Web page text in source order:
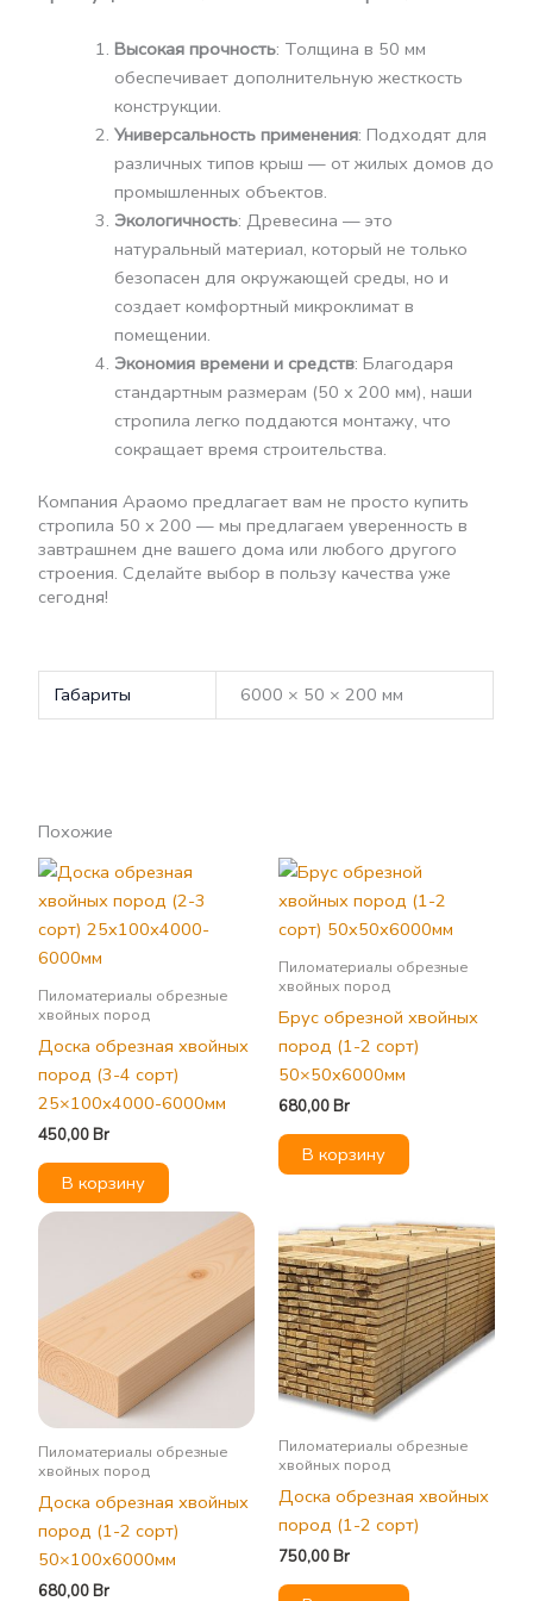
Высокая прочность: Толщина в 50 мм
обеспечивает дополнительную жесткость
конструкции.
Универсальность применения: Подходят для
различных типов крыш — от жилых домов до
промышленных объектов.
Экологичность: Древесина — это
натуральный материал, который не только
безопасен для окружающей среды, но и
создает комфортный микроклимат в
помещении.
Экономия времени и средств: Благодаря
стандартным размерам (50 х 200 мм), наши
стропила легко поддаются монтажу, что
сокращает время строительства.
Компания Араомо предлагает вам не просто купить
стропила 50 х 200 — мы предлагаем уверенность в
завтрашнем дне вашего дома или любого другого
строения. Сделайте выбор в пользу качества уже
сегодня!
Габариты 6000 × 50 × 200 мм
Похожие
Пиломатериалы обрезные
хвойных пород
Доска обрезная хвойных
пород (3-4 сорт)
25×100х4000-6000мм
450,00Br
В корзину
Пиломатериалы обрезные
хвойных пород
Брус обрезной хвойных
пород (1-2 сорт)
50×50х6000мм
680,00Br
В корзину
Пиломатериалы обрезные
хвойных пород
Доска обрезная хвойных
пород (1-2 сорт)
50×100х6000мм
680,00Br
Пиломатериалы обрезные
хвойных пород
Доска обрезная хвойных
пород (1-2 сорт)
750,00Br